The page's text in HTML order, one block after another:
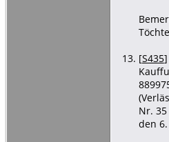
[S435]
Nr. 35
den